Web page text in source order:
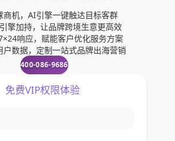
商机，AI引擎一键触达目标客群
擎加持，让品牌跨境生意更高效
响应，赋能客户优化服务方案
户数据，定制一站式品牌出海营销
400-086-9686